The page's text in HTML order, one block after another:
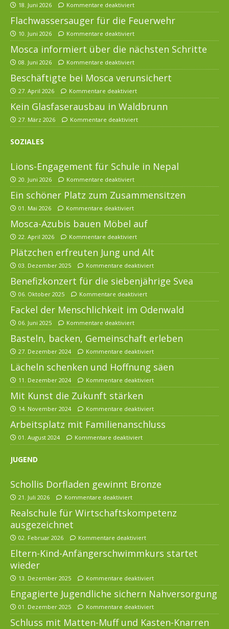
18. Juni 2026 Kommentare deaktiviert
Flachwassersauger für die Feuerwehr
10. Juni 2026 Kommentare deaktiviert
Mosca informiert über die nächsten Schritte
08. Juni 2026 Kommentare deaktiviert
Beschäftigte bei Mosca verunsichert
27. April 2026 Kommentare deaktiviert
Kein Glasfaserausbau in Waldbrunn
27. März 2026 Kommentare deaktiviert
SOZIALES
Lions-Engagement für Schule in Nepal
20. Juni 2026 Kommentare deaktiviert
Ein schöner Platz zum Zusammensitzen
01. Mai 2026 Kommentare deaktiviert
Mosca-Azubis bauen Möbel auf
22. April 2026 Kommentare deaktiviert
Plätzchen erfreuten Jung und Alt
03. Dezember 2025 Kommentare deaktiviert
Benefizkonzert für die siebenjährige Svea
06. Oktober 2025 Kommentare deaktiviert
Fackel der Menschlichkeit im Odenwald
06. Juni 2025 Kommentare deaktiviert
Basteln, backen, Gemeinschaft erleben
27. Dezember 2024 Kommentare deaktiviert
Lächeln schenken und Hoffnung säen
11. Dezember 2024 Kommentare deaktiviert
Mit Kunst die Zukunft stärken
14. November 2024 Kommentare deaktiviert
Arbeitsplatz mit Familienanschluss
01. August 2024 Kommentare deaktiviert
JUGEND
Schollis Dorfladen gewinnt Bronze
21. Juli 2026 Kommentare deaktiviert
Realschule für Wirtschaftskompetenz
ausgezeichnet
02. Februar 2026 Kommentare deaktiviert
Eltern-Kind-Anfängerschwimmkurs startet
wieder
13. Dezember 2025 Kommentare deaktiviert
Engagierte Jugendliche sichern Nahversorgung
01. Dezember 2025 Kommentare deaktiviert
Schluss mit Matten-Muff und Kasten-Knarren